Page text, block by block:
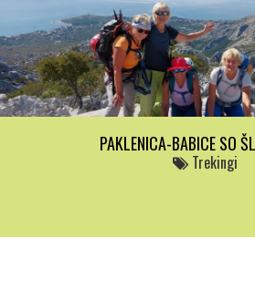
PAKLENICA-BABICE SO
Trekingi